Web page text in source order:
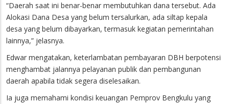
“Daerah saat ini benar-benar membutuhkan dana tersebut. Ada
Alokasi Dana Desa yang belum tersalurkan, ada siltap kepala
desa yang belum dibayarkan, termasuk kegiatan pemerintahan
lainnya,” jelasnya.
Edwar mengatakan, keterlambatan pembayaran DBH berpotensi
menghambat jalannya pelayanan publik dan pembangunan
daerah apabila tidak segera diselesaikan.
Ia juga memahami kondisi keuangan Pemprov Bengkulu yang